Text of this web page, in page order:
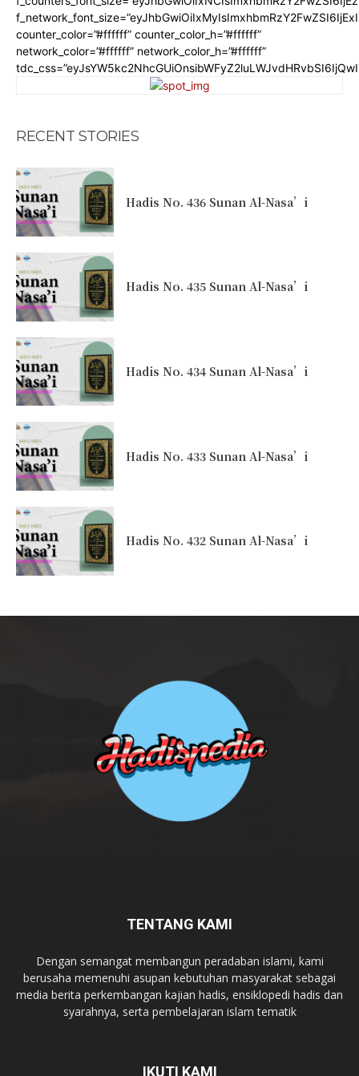
counter_color=”#ffffff” counter_color_h=”#ffffff”
network_color=”#ffffff” network_color_h=”#ffffff”
RECENT STORIES
Hadis No. 436 Sunan Al-Nasa’i
Hadis No. 435 Sunan Al-Nasa’i
Hadis No. 434 Sunan Al-Nasa’i
Hadis No. 433 Sunan Al-Nasa’i
Hadis No. 432 Sunan Al-Nasa’i
TENTANG KAMI
Dengan semangat membangun peradaban islami, kami
berusaha memenuhi asupan kebutuhan masyarakat sebagai
media berita perkembangan kajian hadis, ensiklopedi hadis dan
syarahnya, serta pembelajaran islam tematik
IKUTI KAMI